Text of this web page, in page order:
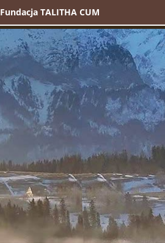
Fundacja TALITHA CUM